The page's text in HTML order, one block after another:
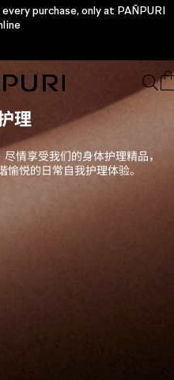
purchase, only at PAÑPURI
理
情享受我们的身体护理精品，
悦的日常自我护理体验。